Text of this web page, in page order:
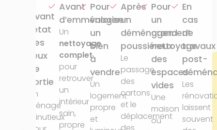
Avant
l’état
des
lieux
de
sortie
Un
ménage
minutieux
Avant
d’emménager
Un
nettoyage
complet
pour
retrouver
un
intérieur
sain,
propre
Pour
valoriser
un
bien
à
vendre
Un
logement
propre
et
Après
un
déménagement
poussiéreux
Le
passage
des
cartons
et le
déplacement
Pour
un
grand
nettoyage
des
espaces
vides
Une
maison
ou
En
cas
de
travaux
post-
Les
laissent
souvent